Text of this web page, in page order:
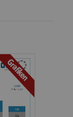
Grafiken